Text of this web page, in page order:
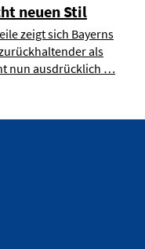
neuen Stil
zeigt sich Bayerns
als
nun ausdrücklich …